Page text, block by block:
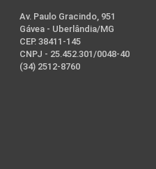
Av. Paulo Gracindo, 951
Gávea - Uberlândia/MG
CEP. 38411-145
CNPJ - 25.452.301/0048-40
(34) 2512-8760